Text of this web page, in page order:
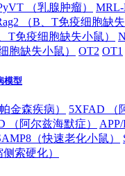
（乳腺肿瘤）
（B、T免疫细胞缺失
T免疫细胞缺失小鼠）
胞缺失小鼠）
OT2 OT1
模型
金森疾病）
5XFAD （
（阿尔兹海默症）
（快速老化小鼠）
侧索硬化）